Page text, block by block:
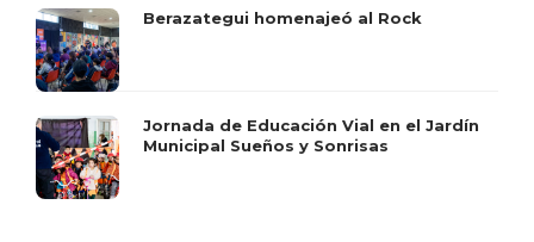
Berazategui homenajeó al Rock
Jornada de Educación Vial en el Jardín
Municipal Sueños y Sonrisas